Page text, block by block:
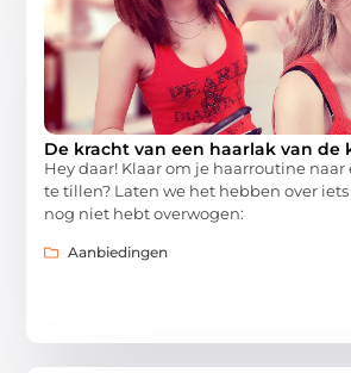
De kracht van een haarlak van de
Hey daar! Klaar om je haarroutine
te tillen? Laten we het hebben over
nog niet hebt overwogen:
Aanbiedingen